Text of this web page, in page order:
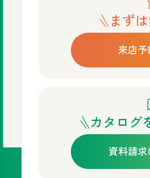
まず
来店予
カタログ
資料請求